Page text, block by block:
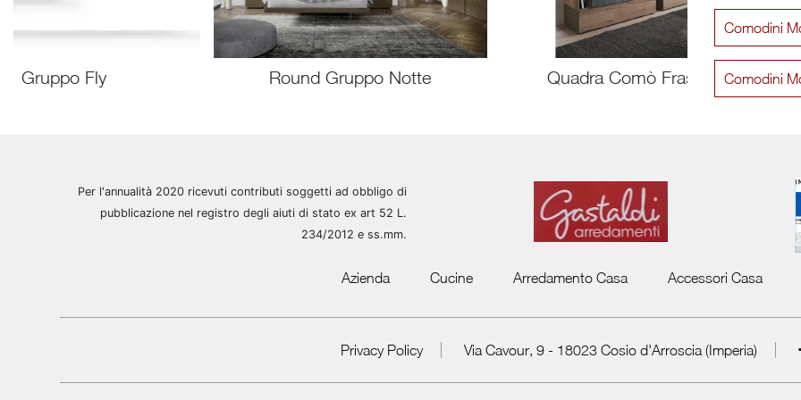
Gruppo Fly Round Gruppo Notte Quadra Comò Frassino
Comodini
Comodini
Per l'annualità 2020 ricevuti contributi soggetti ad obbligo di
pubblicazione nel registro degli aiuti di stato ex art 52 L.
234/2012 e ss.mm.
Azienda Cucine Arredamento Casa Accessori Casa
Privacy Policy Via Cavour, 9 - 18023 Cosio d'Arroscia (Imperia)